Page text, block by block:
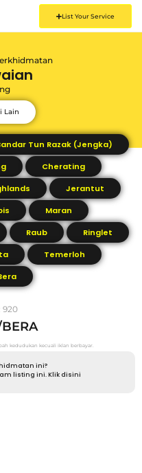
List Your Service
Lain
Tun Razak (Jengka)
Cherating
Jerantut
Maran
Raub
Ringlet
Temerloh
920
kedudukan kecuali iklan berbayar.
ini?
listing ini. Klik disini